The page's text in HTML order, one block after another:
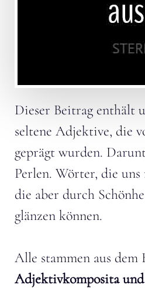
Dieser Beitrag enthält
seltene Adjektive, die
geprägt wurden.
Perlen. Wörter, die
die aber durch
glänzen können.
Alle stammen aus dem
Adjektivkomposita und